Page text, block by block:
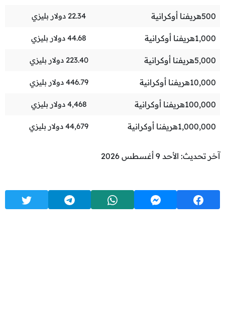
500هريفنا أوكرانية 22.34 دولار بليزي
1,000هريفنا أوكرانية 44.68 دولار بليزي
5,000هريفنا أوكرانية 223.40 دولار بليزي
10,000هريفنا أوكرانية 446.79 دولار بليزي
100,000هريفنا أوكرانية 4,468 دولار بليزي
1,000,000هريفنا أوكرانية 44,679 دولار بليزي
آخر تحديث: الأحد 9 أغسطس 2026